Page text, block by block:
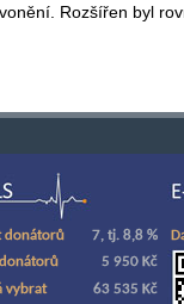
Rozšířen byl